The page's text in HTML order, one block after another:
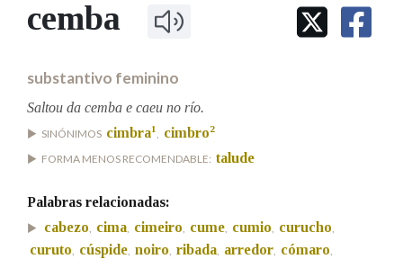
IDENTIDADE CORPORATIVA
MARCIAL DEL ADALID
FIGURAS HOMENAXEADAS
PRIMAVERA DAS LETRAS
PORTAL DAS PALABRAS
Facebook
TwitterYoutubeInstagram
Bluesky
BUSCAR NOS LEMAS
Remata por
Contén
cemba
substantivo feminino
Saltou da cemba e caeu no río.
SINÓNIMOS cimbra1, cimbro2
FORMA MENOS RECOMENDABLE: talude
Palabras relacionadas:
cabezo, cima, cimeiro, cume, cumio, curucho,
curuto, cúspide, noiro, ribada, arredor, cómaro,